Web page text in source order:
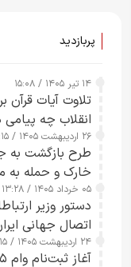
پربازدید
۱۴ تیر ۱۴۰۵ / ۱۵:۰۸
تلاوت آیات
انقلاب چه
۲۶ اردیبهشت ۱۴۰۵ / ۱۰:۱۵
طرح‌ بازگشت به
خارک و حمله
۰۵ خرداد ۱۴۰۵ / ۱۳:۲۸
دستور وزیر
اتصال جهانی
کامل مردم تا ۲۴ ساعت آینده
۲۴ اردیبهشت ۱۴۰۵ / ۰۹:۱۵